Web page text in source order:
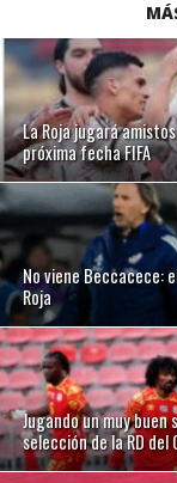
La Roja jugará
próxima fecha FIFA
No viene Beccacece:
Roja
Jugando un muy
selección de la RD del